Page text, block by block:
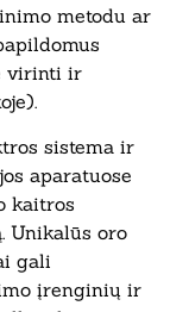
metodu ar
virinti ir
sistema ir
aparatuose
kaitros
Unikalūs oro
gali
įrenginių ir